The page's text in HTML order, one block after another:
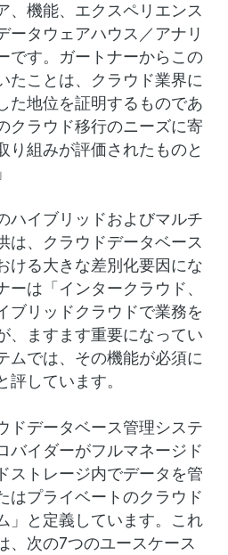
、機能、エクスペリエンス
ータウェアハウス／アナリ
です。ガートナーからこの
たことは、クラウド業界に
た地位を証明するものであ
クラウド移行のニーズに寄
り組みが評価されたものと
ハイブリッドおよびマルチ
は、クラウドデータベース
ける大きな差別化要因にな
ーは「インタークラウド、
ブリッドクラウドで業務を
、ますます重要になってい
ムでは、その機能が必須に
評しています。
ドデータベース管理システ
バイダーがフルマネージド
ストレージ内でデータを管
はプライベートのクラウド
」と定義しています。これ
、次の7つのユースケース